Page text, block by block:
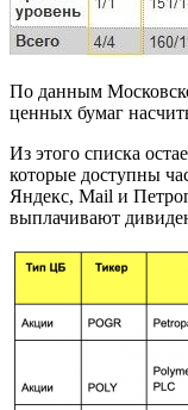
По данным
ценных бумаг
Из этого списка
которые доступны
Яндекс, Mail и
выплачивают